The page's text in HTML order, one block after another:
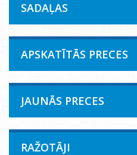
SADAĻAS
APSKATĪTĀS PRECES
JAUNĀS PRECES
RAŽOTĀJI